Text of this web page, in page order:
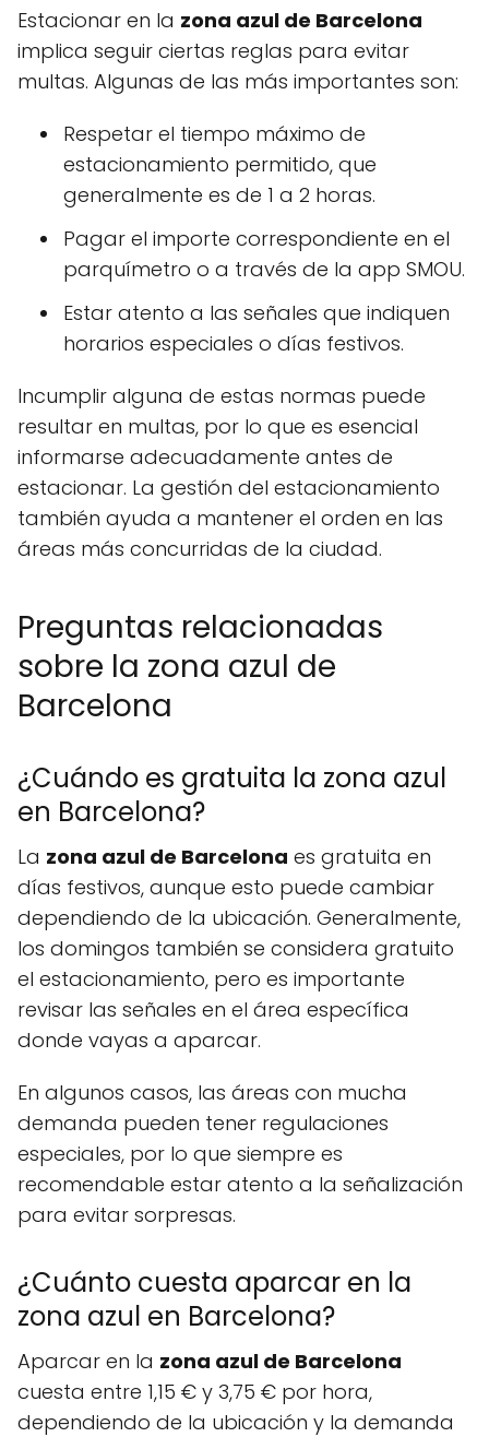
Estacionar en la zona azul de Barcelona
implica seguir ciertas reglas para evitar
multas. Algunas de las más importantes son:
Respetar el tiempo máximo de
estacionamiento permitido, que
generalmente es de 1 a 2 horas.
Pagar el importe correspondiente en el
parquímetro o a través de la app SMOU.
Estar atento a las señales que indiquen
horarios especiales o días festivos.
Incumplir alguna de estas normas puede
resultar en multas, por lo que es esencial
informarse adecuadamente antes de
estacionar. La gestión del estacionamiento
también ayuda a mantener el orden en las
áreas más concurridas de la ciudad.
Preguntas relacionadas
sobre la zona azul de
Barcelona
¿Cuándo es gratuita la zona azul
en Barcelona?
La zona azul de Barcelona es gratuita en
días festivos, aunque esto puede cambiar
dependiendo de la ubicación. Generalmente,
los domingos también se considera gratuito
el estacionamiento, pero es importante
revisar las señales en el área específica
donde vayas a aparcar.
En algunos casos, las áreas con mucha
demanda pueden tener regulaciones
especiales, por lo que siempre es
recomendable estar atento a la señalización
para evitar sorpresas.
¿Cuánto cuesta aparcar en la
zona azul en Barcelona?
Aparcar en la zona azul de Barcelona
cuesta entre 1,15 € y 3,75 € por hora,
dependiendo de la ubicación y la demanda